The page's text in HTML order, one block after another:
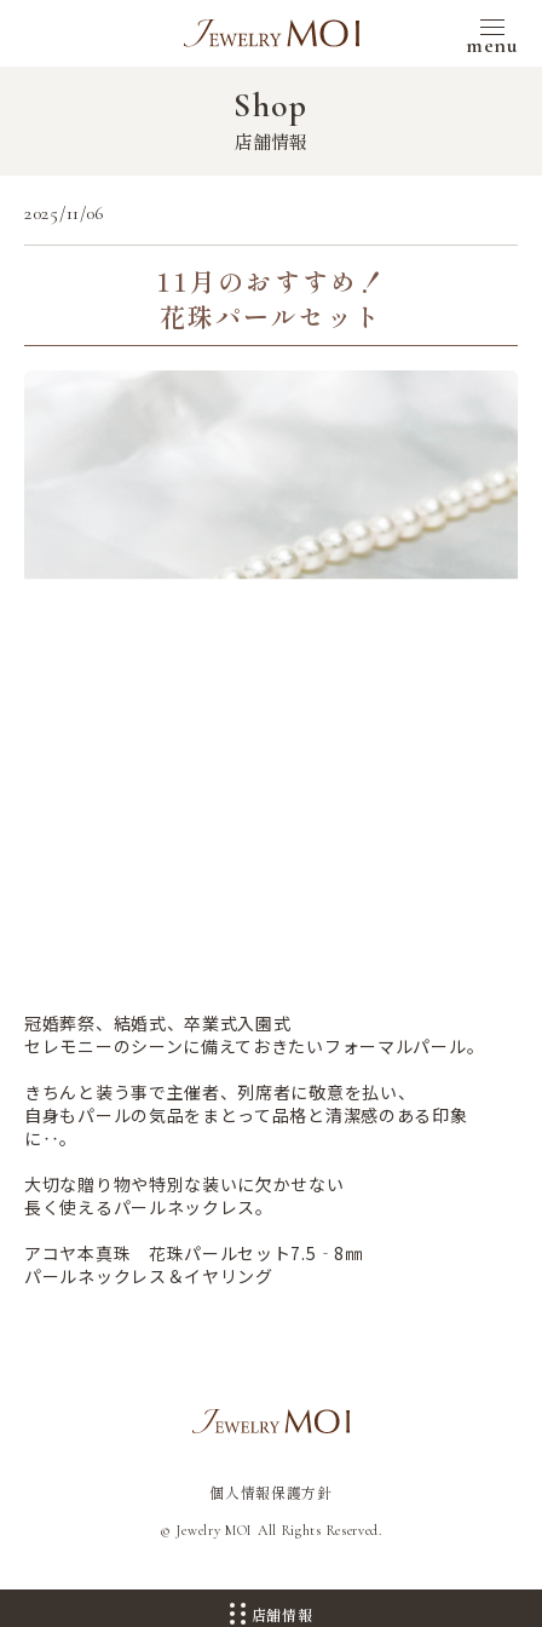
店舗情報
menu
Shop
店舗情報
2025/11/06
11月のおすすめ！
花珠パールセット
冠婚葬祭、結婚式、卒業式入園式
セレモニーのシーンに備えておきたいフォーマルパール。
きちんと装う事で主催者、列席者に敬意を払い、
自身もパールの気品をまとって品格と清潔感のある印象
に‥。
大切な贈り物や特別な装いに欠かせない
長く使えるパールネックレス。
アコヤ本真珠 花珠パールセット7.5‐8㎜
パールネックレス＆イヤリング
個人情報保護方針
© Jewelry MOI All Rights Reserved.